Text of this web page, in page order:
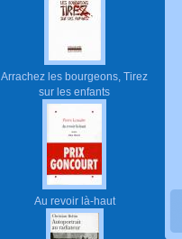
Arrachez les bourgeons, Tirez
sur les enfants
Au revoir là-haut